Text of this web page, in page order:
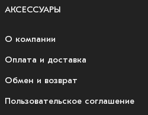
АКСЕССУАРЫ
О компании
Оплата и доставка
Обмен и возврат
Пользовательское соглашение